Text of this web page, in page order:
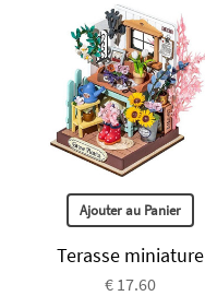
Ajouter au Panier
Terasse miniature
€ 17.60